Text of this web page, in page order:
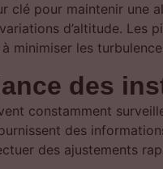
clé pour maintenir une
d’altitude. Les
minimiser les
des
constamment
des
des ajustements